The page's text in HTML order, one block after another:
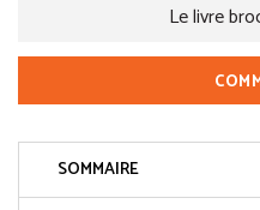
Le livre
SOMMAIRE